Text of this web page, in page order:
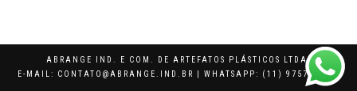
ABRANGE IND. E COM. DE ARTEFATOS PLÁSTICOS LTDA.
E-MAIL: CONTATO@ABRANGE.IND.BR | WHATSAPP: (11) 97574-5249